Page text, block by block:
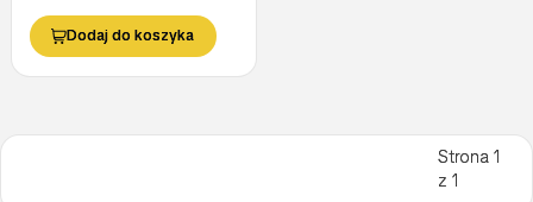
Dodaj do koszyka
Strona 1
z 1